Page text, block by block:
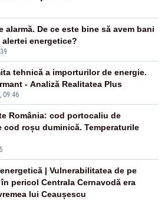
alarmă. De ce este bine să avem bani
energetice?
09:46
tehnică a importurilor de energie.
- Analiză Realitatea Plus
România: cod portocaliu de
cod roșu duminică. Temperaturile
| Vulnerabilitatea de pe
pericol Centrala Cernavodă era
lui Ceaușescu